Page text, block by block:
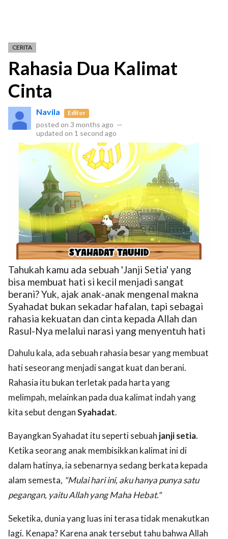
CERITA
Rahasia Dua Kalimat
Cinta
Navila Editor
posted on 3 months ago —
updated on 1 second ago
Tahukah kamu ada sebuah 'Janji Setia' yang
bisa membuat hati si kecil menjadi sangat
berani? Yuk, ajak anak-anak mengenal makna
Syahadat bukan sekadar hafalan, tapi sebagai
rahasia kekuatan dan cinta kepada Allah dan
Rasul-Nya melalui narasi yang menyentuh hati
Dahulu kala, ada sebuah rahasia besar yang membuat
hati seseorang menjadi sangat kuat dan berani.
Rahasia itu bukan terletak pada harta yang
melimpah, melainkan pada dua kalimat indah yang
kita sebut denganSyahadat.
Bayangkan Syahadat itu seperti sebuah janji setia.
Ketika seorang anak membisikkan kalimat ini di
dalam hatinya, ia sebenarnya sedang berkata kepada
alam semesta, "Mulai hari ini, aku hanya punya satu
pegangan, yaitu Allah yang Maha Hebat."
Seketika, dunia yang luas ini terasa tidak menakutkan
lagi. Kenapa? Karena anak tersebut tahu bahwa Allah